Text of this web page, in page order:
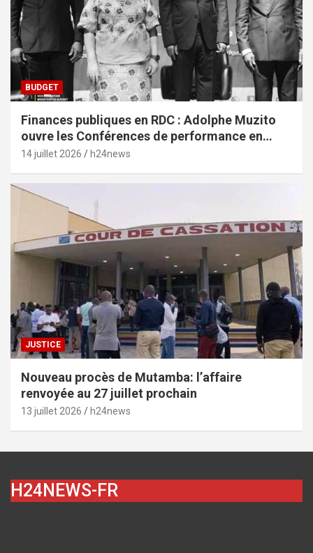
BUDGET
Finances publiques en RDC : Adolphe Muzito
ouvre les Conférences de performance en
prélude au budget-programme de 2028
14 juillet 2026 h24news
JUSTICE
Nouveau procès de Mutamba: l’affaire
renvoyée au 27 juillet prochain
13 juillet 2026 h24news
H24NEWS-FR